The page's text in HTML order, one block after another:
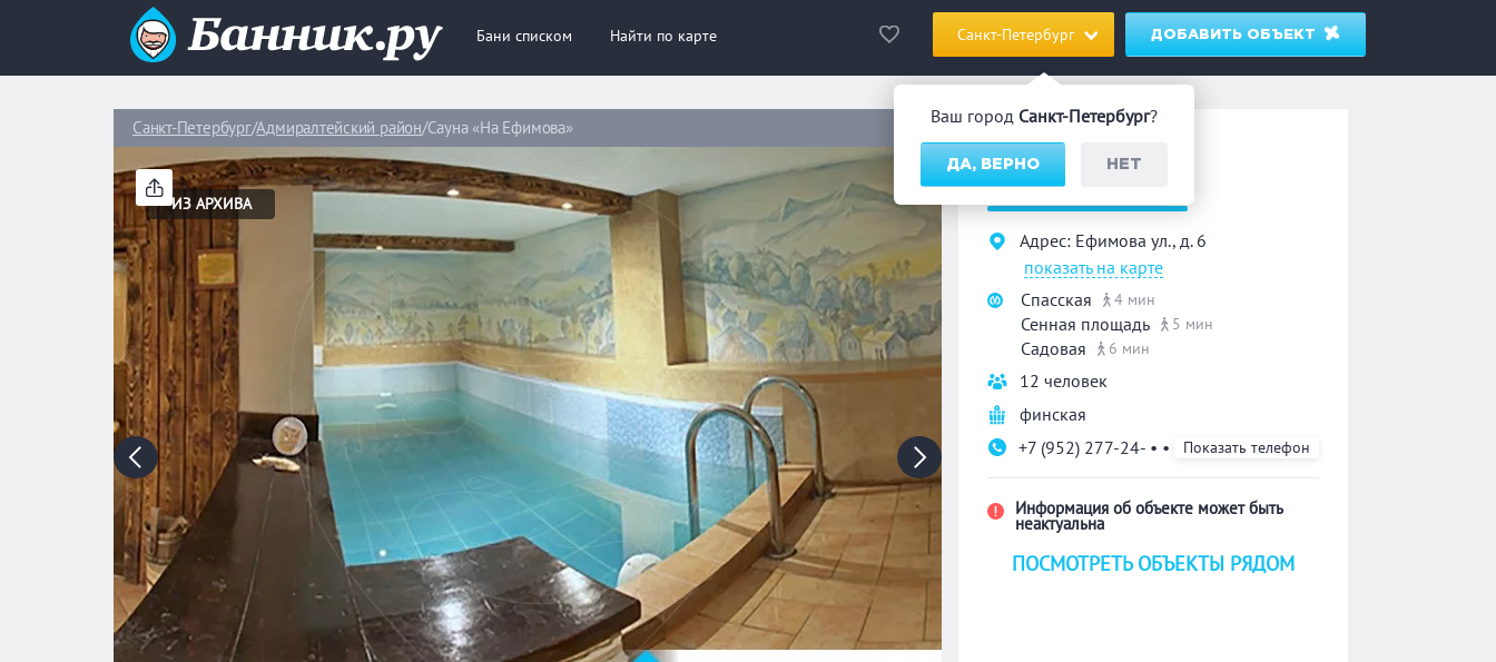
Бани списком Найти по карте Санкт-Петербург
Ваш город Санкт-Петербург?
ДА, ВЕРНО НЕТ
ДОБАВИТЬ ОБЪЕКТ
ИЗ АРХИВА
Санкт-Петербург Адмиралтейский район Сауна «На Ефимова»
Сауна
«На Ефимова»
Адрес: Ефимова ул., д. 6
показать на карте
Спасская
4 мин
Сенная площадь 5 мин
Садовая 6 мин
12 человек
финская
+7 (952) 277-24- • •
Показать телефон
Информация об объекте может быть
неактуальна
ПОСМОТРЕТЬ ОБЪЕКТЫ РЯДОМ